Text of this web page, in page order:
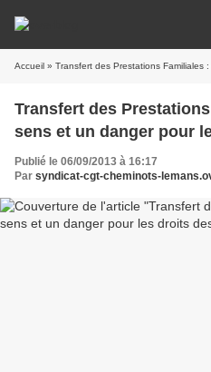
Accueil » Transfert des Prestations Familiales : un
Transfert des
sens et un danger pour
Publié le 06/09/2013 à 16:17
Par syndicat-cgt-cheminots-